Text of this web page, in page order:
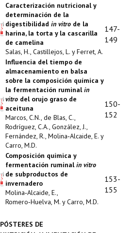
Caracterización nutricional y
determinación de la
digestibilidad in vitro de la
harina, la torta y la cascarilla
de camelina
Salas, H., Castillejos, L. y Ferret, A.
147-
149
Influencia del tiempo de
almacenamiento en balsa
sobre la composición química y
la fermentación ruminalin
vitro del orujo graso de
aceituna
Marcos, C.N., de Blas, C.,
Rodríguez, C.A., González, J.,
Fernández, R., Molina‑Alcaide, E. y
Carro, M.D.
150-
152
Composición química y
fermentación ruminalin vitro
de subproductos de
invernadero
Molina‑Alcaide, E.,
Romero‑Huelva, M. y Carro, M.D.
153-
155
PÓSTERES DE